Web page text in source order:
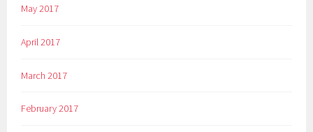
May 2017
April 2017
March 2017
February 2017